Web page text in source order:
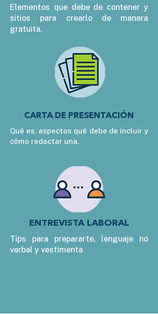
Elementos que debe de contener y
sitios para crearlo de manera
gratuita.
CARTA DE PRESENTACIÓN
Qué es, aspectos qué debe de incluir y
cómo redactar una.
ENTREVISTA LABORAL
Tips para prepararte, lenguaje no
verbal y vestimenta